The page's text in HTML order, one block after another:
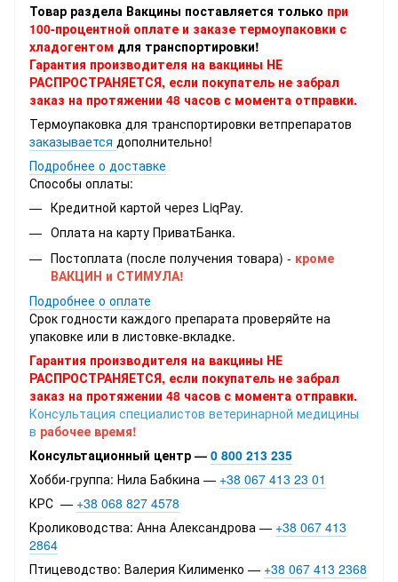
Товар раздела Вакцины поставляется только при
100-процентной оплате и заказе термоупаковки с
хладогентом для транспортировки!
Гарантия производителя на вакцины НЕ
РАСПРОСТРАНЯЕТСЯ, если покупатель не забрал
заказ на протяжении 48 часов с момента отправки.
Термоупаковка для транспортировки ветпрепаратов
заказывается дополнительно!
Подробнее о доставке
Способы оплаты:
Кредитной картой через LiqPay.
Оплата на карту ПриватБанка.
Постоплата (после получения товара) - кроме
ВАКЦИН и СТИМУЛА!
Подробнее о оплате
Срок годности каждого препарата проверяйте на
упаковке или в листовке-вкладке.
Гарантия производителя на вакцины НЕ
РАСПРОСТРАНЯЕТСЯ, если покупатель не забрал
заказ на протяжении 48 часов с момента отправки.
Консультация специалистов ветеринарной медицины
в рабочее время!
Консультационный центр — 0 800 213 235
Хобби-группа: Нила Бабкина — +38 067 413 23 01
КРС — +38 068 827 4578
Кролиководства: Анна Александрова — +38 067 413
2864
Птицеводство: Валерия Килименко — +38 067 413 2368